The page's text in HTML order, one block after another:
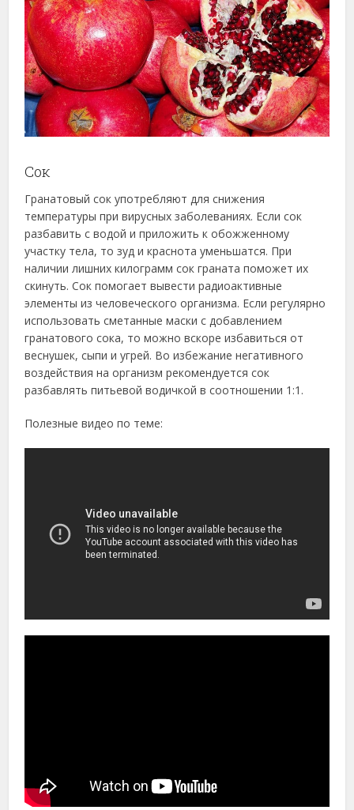
Сок
Гранатовый сок употребляют для снижения
температуры при вирусных заболеваниях. Если сок
разбавить с водой и приложить к обожженному
участку тела, то зуд и краснота уменьшатся. При
наличии лишних килограмм сок граната поможет их
скинуть. Сок помогает вывести радиоактивные
элементы из человеческого организма. Если регулярно
использовать сметанные маски с добавлением
гранатового сока, то можно вскоре избавиться от
веснушек, сыпи и угрей. Во избежание негативного
воздействия на организм рекомендуется сок
разбавлять питьевой водичкой в соотношении 1:1.
Полезные видео по теме: